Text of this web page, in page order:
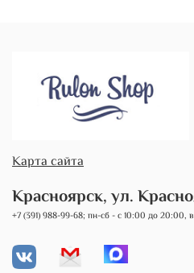
Красноярск, ул.
+7 (391) 988-99-68; пн-сб - с 10:00 до 20:00,
Карта сайта